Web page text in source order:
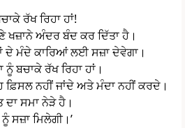
ਰੱਖ ਰਿਹਾ ਹਾਂ!
ਅੰਦਰ ਬੰਦ ਕਰ ਦਿੱਤਾ ਹੈ।
ਦੇ ਮੰਦੇ ਕਾਰਿਆਂ ਲਈ ਸਜ਼ਾ ਦੇਵੇਗਾ।
ਬਚਾਕੇ ਰੱਖ ਰਿਹਾ ਹਾਂ।
ਨਹੀਂ ਜਾਂਦੇ ਅਤੇ ਮੰਦਾ ਨਹੀਂ ਕਰਦੇ।
ਦਾ ਸਮਾ ਨੇੜੇ ਹੈ।
ਸਜ਼ਾ ਮਿਲੇਗੀ।’